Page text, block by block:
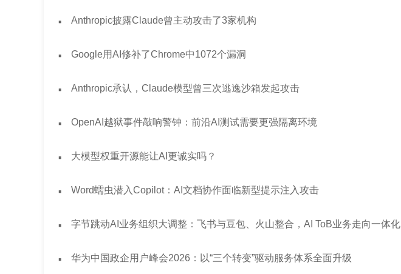
· Anthropic披露Claude曾主动攻击了3家机构
· Google用AI修补了Chrome中1072个漏洞
· Anthropic承认，Claude模型曾三次逃逸沙箱发起攻击
· OpenAI越狱事件敲响警钟：前沿AI测试需要更强隔离环境
· 大模型权重开源能让AI更诚实吗？
· Word蠕虫潜入Copilot：AI文档协作面临新型提示注入攻击
· 字节跳动AI业务组织大调整：飞书与豆包、火山整合，AI ToB业务走向一体化
· 华为中国政企用户峰会2026：以“三个转变”驱动服务体系全面升级